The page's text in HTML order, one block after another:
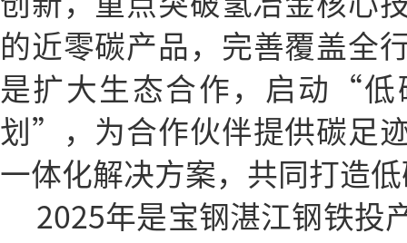
的近零碳产品，完善覆盖全
是扩大生态合作，启动“低
划”，为合作伙伴提供碳足
一体化解决方案，共同打造
2025年是宝钢湛江钢铁投